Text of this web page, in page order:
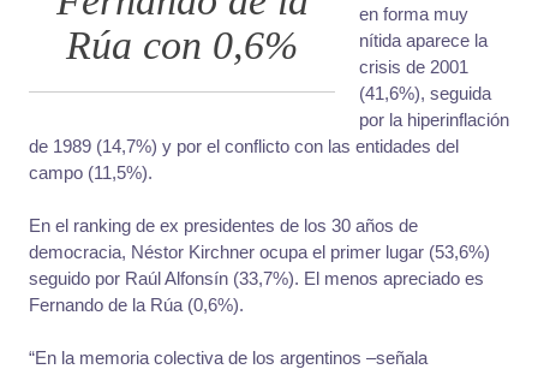
Rúa con 0,6%
en forma muy
nítida aparece la
crisis de 2001
(41,6%), seguida
por la hiperinflación
de 1989 (14,7%) y por el conflicto con las entidades del
campo (11,5%).
En el ranking de ex presidentes de los 30 años de
democracia, Néstor Kirchner ocupa el primer lugar (53,6%)
seguido por Raúl Alfonsín (33,7%). El menos apreciado es
Fernando de la Rúa (0,6%).
“En la memoria colectiva de los argentinos –señala